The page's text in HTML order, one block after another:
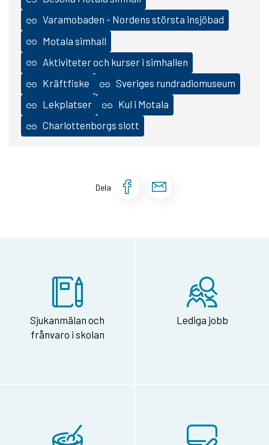
Varamobaden - Nordens största insjöbad
Motala simhall
Aktiviteter och kurser i simhallen
Kräftfiske
Sveriges rundradiomuseum
Lekplatser
Kul i Motala
Charlottenborgs slott
Dela Dela sidan på
Sjukanmälan och
frånvaro i skolan
Lediga jobb